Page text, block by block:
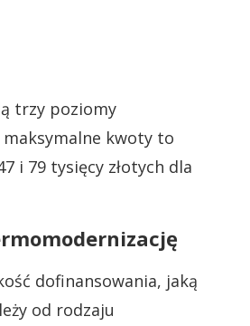
trzy poziomy
kwoty to
i 79 tysięcy złotych dla
dofinansowania, jaką
od rodzaju